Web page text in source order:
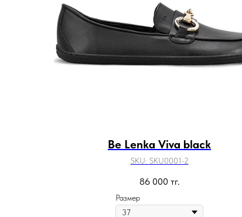
Be Lenka Viva black
SKU: SKU0001-2
86 000 тг.
Размер